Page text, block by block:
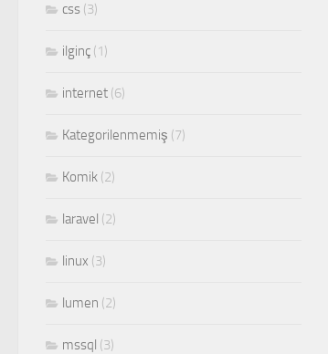
css (3)
ilginç (1)
internet (6)
Kategorilenmemiş (7)
Komik (2)
laravel (2)
linux (3)
lumen (2)
mssql (3)